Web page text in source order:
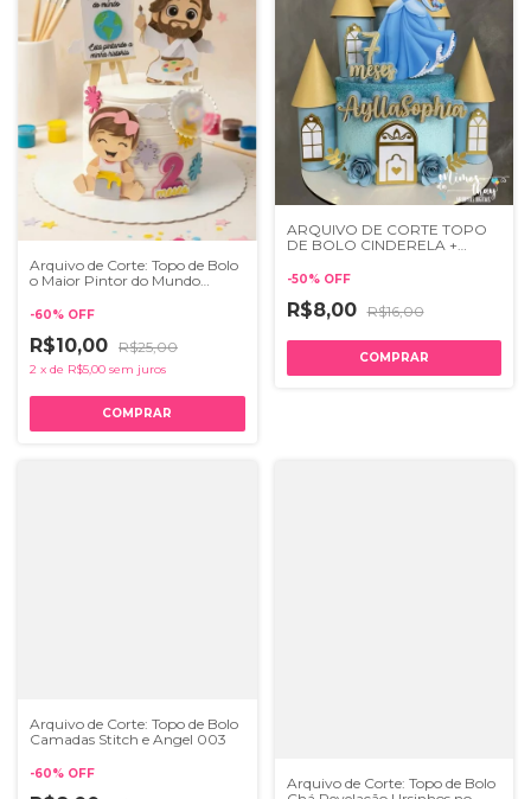
Arquivo de Corte: Topo de Bolo
o Maior Pintor do Mundo
-60% OFF
R$10,00 R$25,00
2 x de R$5,00 sem juros
ARQUIVO DE CORTE TOPO
DE BOLO CINDERELA +
-50% OFF
R$8,00 R$16,00
Arquivo de Corte: Topo de Bolo
Camadas Stitch e Angel 003
-60% OFF
Arquivo de Corte: Topo de Bolo